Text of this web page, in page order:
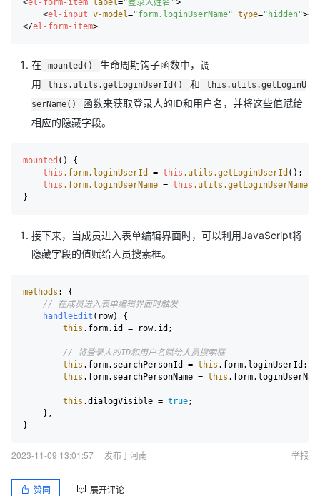
<el-form-item label="登录人姓名">
<el-input v-model="form.loginUserName" type="hidden"></
</el-form-item>
在 mounted()
生命周期钩子函数中，调
用
this.utils.getLoginUserId() 和
this.utils.getLoginU
serName()
函数来获取登录人的ID和用户名，并将这些值赋给
相应的隐藏字段。
mounted () {
this .form.loginUserId = this .utils .getLoginUserId ();
this .form.loginUserName = this .utils .getLoginUserName
接下来，当成员进入表单编辑界面时，可以利用JavaScript将
隐藏字段的值赋给人员搜索框。
methods : {
// 在成员进入表单编辑界面时触发
handleEdit ( row) {
this . form. id = row. id ;
// 将登录人的ID和用户名赋给人员搜索框
this . form. searchPersonId = this . form. loginUserId ;
this . form. searchPersonName = this . form.
this .dialogVisible = true;
    },
2023-11-09 13:01:57 发布于河南 举报
赞同 展开评论